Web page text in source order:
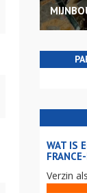
WAT IS
Verzin